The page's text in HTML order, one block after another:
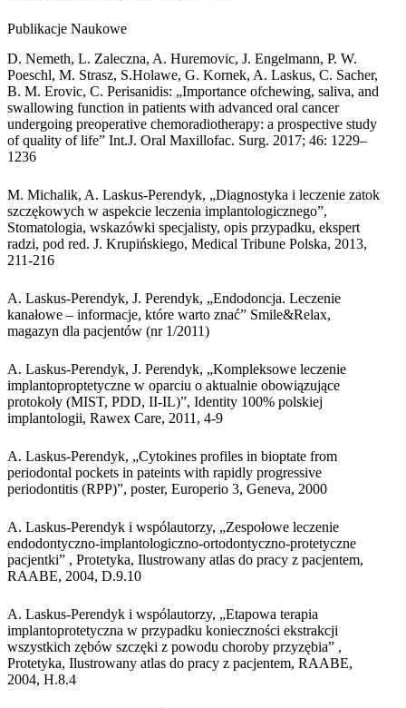
Publikacje Naukowe
D. Nemeth, L. Zaleczna, A. Huremovic, J. Engelmann, P. W.
Poeschl, M. Strasz, S.Holawe, G. Kornek, A. Laskus, C. Sacher,
B. M. Erovic, C. Perisanidis: „Importance ofchewing, saliva, and
swallowing function in patients with advanced oral cancer
undergoing preoperative chemoradiotherapy: a prospective study
of quality of life” Int.J. Oral Maxillofac. Surg. 2017; 46: 1229–
1236
M. Michalik, A. Laskus-Perendyk, „Diagnostyka i leczenie zatok
szczękowych w aspekcie leczenia implantologicznego”,
Stomatologia, wskazówki specjalisty, opis przypadku, ekspert
radzi, pod red. J. Krupińskiego, Medical Tribune Polska, 2013,
211-216
A. Laskus-Perendyk, J. Perendyk, „Endodoncja. Leczenie
kanałowe – informacje, które warto znać” Smile&Relax,
magazyn dla pacjentów (nr 1/2011)
A. Laskus-Perendyk, J. Perendyk, „Kompleksowe leczenie
implantoproptetyczne w oparciu o aktualnie obowiązujące
protokoły (MIST, PDD, II-IL)”, Identity 100% polskiej
implantologii, Rawex Care, 2011, 4-9
A. Laskus-Perendyk, „Cytokines profiles in bioptate from
periodontal pockets in pateints with rapidly progressive
periodontitis (RPP)”, poster, Europerio 3, Geneva, 2000
A. Laskus-Perendyk i wspólautorzy, „Zespołowe leczenie
endodontyczno-implantologiczno-ortodontyczno-protetyczne
pacjentki” , Protetyka, Ilustrowany atlas do pracy z pacjentem,
RAABE, 2004, D.9.10
A. Laskus-Perendyk i wspólautorzy, „Etapowa terapia
implantoprotetyczna w przypadku konieczności ekstrakcji
wszystkich zębów szczęki z powodu choroby przyzębia” ,
Protetyka, Ilustrowany atlas do pracy z pacjentem, RAABE,
2004, H.8.4